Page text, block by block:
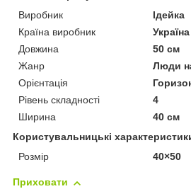
Виробник
Ідейка
Країна виробник
Україна
Довжина
50 см
Жанр
Люди
Орієнтація
Рівень складності
4
Ширина
40 см
Користувальницькі
Розмір
40×50
Приховати